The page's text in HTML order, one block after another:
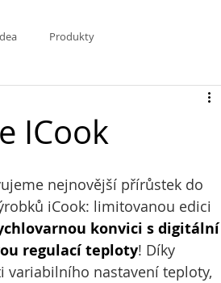
Produkty
ICook
nejnovější přírůstek do
iCook: limitovanou edici
konvici s digitální
regulací teploty! Díky
variabilního nastavení teploty,